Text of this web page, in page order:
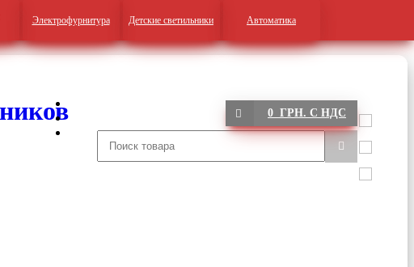
Электрофурнитура Детские светильники Автоматика
0 ГРН. С НДС